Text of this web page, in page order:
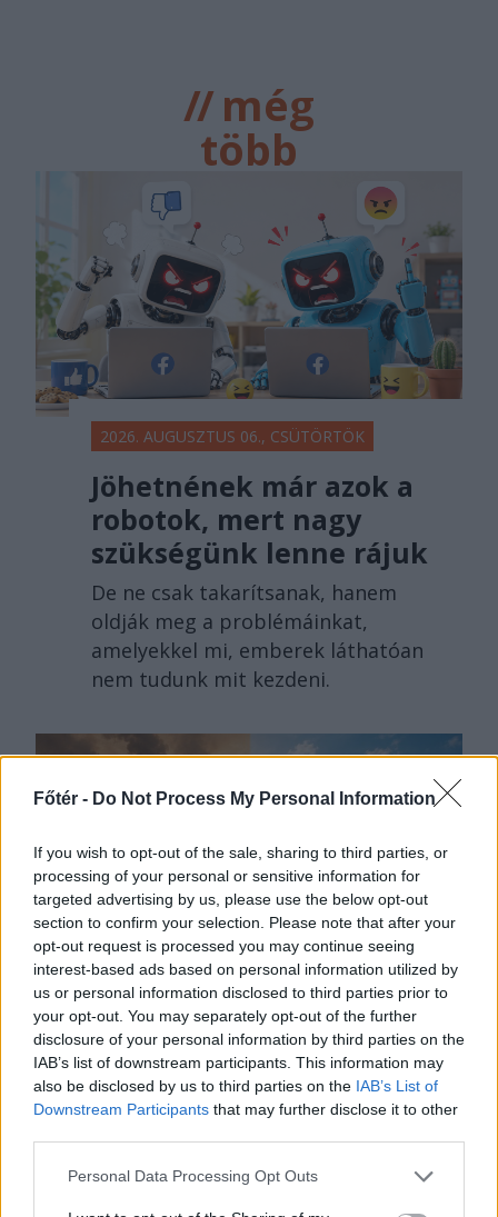
Főtér - Do Not Process My Personal Information
If you wish to opt-out of the sale, sharing to third parties, or
processing of your personal or sensitive information for
targeted advertising by us, please use the below opt-out
section to confirm your selection. Please note that after your
opt-out request is processed you may continue seeing
interest-based ads based on personal information utilized by
us or personal information disclosed to third parties prior to
your opt-out. You may separately opt-out of the further
disclosure of your personal information by third parties on the
IAB’s list of downstream participants. This information may
also be disclosed by us to third parties on the IAB’s List of
Downstream Participants that may further disclose it to other
Personal Data Processing Opt Outs
//még
több
főtér.ro
2026. AUGUSZTUS 06., CSÜTÖRTÖK
Jöhetnének már azok a
robotok, mert nagy
szükségünk lenne rájuk
De ne csak takarítsanak, hanem
oldják meg a problémáinkat,
amelyekkel mi, emberek láthatóan
nem tudunk mit kezdeni.
2026. AUGUSZTUS 04., KEDD
A mélyülő energetikai
válság a mélyülő
politikai válsággal
együtt elhozhatja a hét
szűk esztendőt